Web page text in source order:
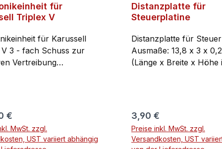
sehr stark
und somit die Laufzeit
Für den Einbau in ein
Geräte sehen Sie
Anschlussplan
für
Triplex V
für Karussell
zur
Vertreibung
Zeitbereiche mit
eingebaut.
weitere
Preis:
€
MwSt. zzgl.
UST variiert abhängig
Distanzplatte für
Steuerplatine
Distanzplatte für
Ausmaße: 13,8 x 3 x
(Länge x Breite x Höhe
Regulärer Preis:
3,90 €
Preise inkl. MwSt. zzgl.
Versandkosten, UST